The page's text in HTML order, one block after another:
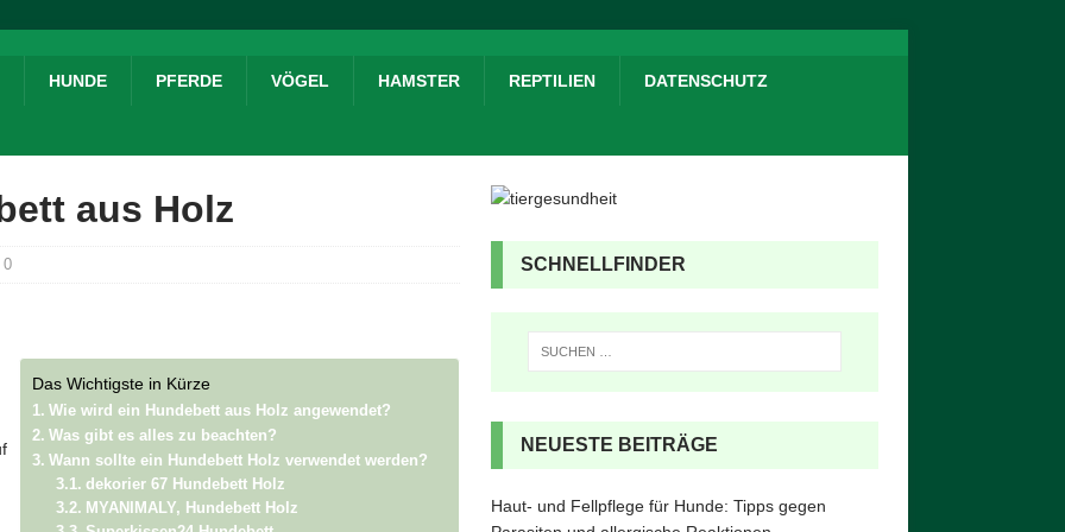
HUNDE PFERDE VÖGEL HAMSTER REPTILIEN DATENSCHUTZ
aus Holz
0
Das Wichtigste in Kürze
Wie wird ein Hundebett aus Holz angewendet?
Was gibt es alles zu beachten?
Wann sollte ein Hundebett Holz verwendet werden?
dekorier 67 Hundebett Holz
MYANIMALY, Hundebett Holz
SCHNELLFINDER
NEUESTE BEITRÄGE
Haut- und Fellpflege für Hunde: Tipps gegen